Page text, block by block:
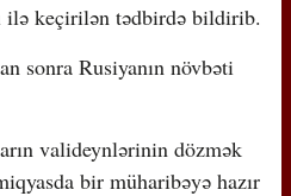
ilə keçirilən tədbirdə bildirib.
sonra Rusiyanın növbəti
valideynlərinin dözmək
bir müharibəyə hazır